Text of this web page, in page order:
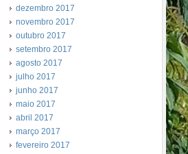
dezembro 2017
novembro 2017
outubro 2017
setembro 2017
agosto 2017
julho 2017
junho 2017
maio 2017
abril 2017
março 2017
fevereiro 2017